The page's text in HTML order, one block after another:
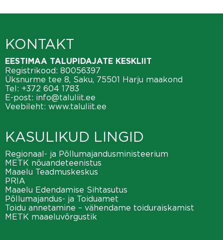
KONTAKT
EESTIMAA TALUPIDAJATE KESKLIIT
Registrikood: 80056397
Üksnurme tee 8, Saku, 75501 Harju maakond
Tel: +372 604 1783
E-post: info@taluliit.ee
Veebileht: www.taluliit.ee
KASULIKUD LINGID
Regionaal- ja Põllumajandusministeerium
METK nõuandeteenistus
Maaelu Teadmuskeskus
PRIA
Maaelu Edendamise Sihtasutus
Põllumajandus- ja Toiduamet
Toidu annetamine – vähendame toiduraiskamist
METK maaeluvõrgustik